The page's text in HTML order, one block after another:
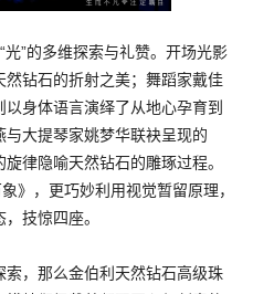
”的多维探索与礼赞。开场光影
钻石的折射之美；舞蹈家戴佳
身体语言演绎了从地心孕育到
大提琴家姚梦华联袂呈现的
律隐喻天然钻石的雕琢过程。
》，更巧妙利用视觉暂留原理，
技惊四座。
，那么金伯利天然钻石高级珠